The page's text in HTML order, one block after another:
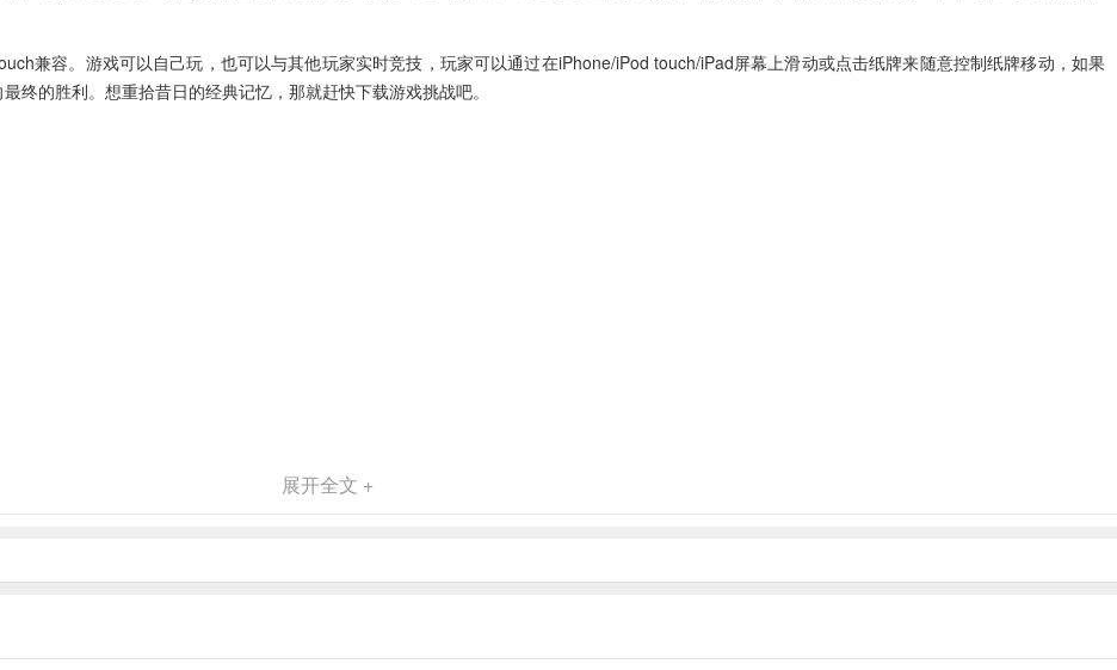
兼容。游戏可以自己玩，也可以与其他玩家实时竞技，玩家可以通过在iPhone/iPod touch/iPad屏幕上滑动或点击纸牌来随意控制纸牌移动，如果
终的胜利。想重拾昔日的经典记忆，那就赶快下载游戏挑战吧。
展开全文 +